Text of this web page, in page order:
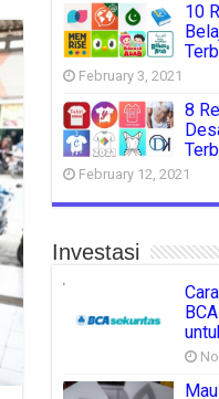
10
February 3, 2021
8
February 12, 2021
Investasi